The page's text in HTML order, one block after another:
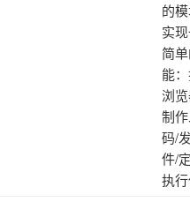
的
实
简
能
浏
制
码/
件/
执